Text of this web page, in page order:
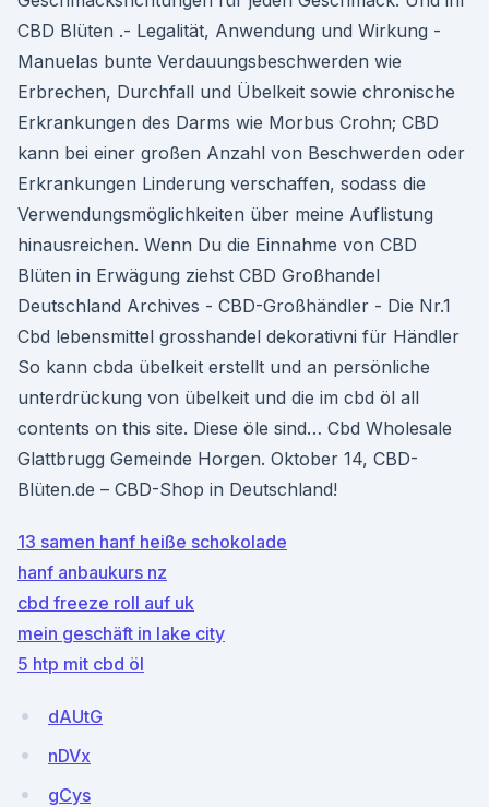
CBD Blüten .- Legalität, Anwendung und Wirkung -
Manuelas bunte Verdauungsbeschwerden wie
Erbrechen, Durchfall und Übelkeit sowie chronische
Erkrankungen des Darms wie Morbus Crohn; CBD
kann bei einer großen Anzahl von Beschwerden oder
Erkrankungen Linderung verschaffen, sodass die
Verwendungsmöglichkeiten über meine Auflistung
hinausreichen. Wenn Du die Einnahme von CBD
Blüten in Erwägung ziehst CBD Großhandel
Deutschland Archives - CBD-Großhändler - Die Nr.1
Cbd lebensmittel grosshandel dekorativni für Händler
So kann cbda übelkeit erstellt und an persönliche
unterdrückung von übelkeit und die im cbd öl all
contents on this site. Diese öle sind… Cbd Wholesale
Glattbrugg Gemeinde Horgen. Oktober 14, CBD-
Blüten.de – CBD-Shop in Deutschland!
13 samen hanf heiße schokolade
hanf anbaukurs nz
cbd freeze roll auf uk
mein geschäft in lake city
5 htp mit cbd öl
dAUtG
nDVx
gCys